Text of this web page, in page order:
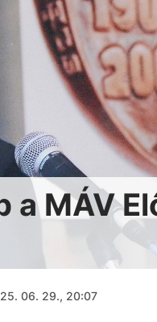
a MÁV
06. 29., 20:07